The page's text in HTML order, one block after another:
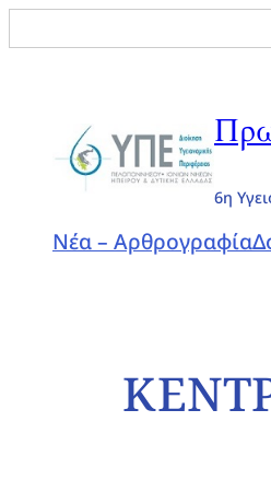
Search
6η
Νέα – Αρθρογραφία